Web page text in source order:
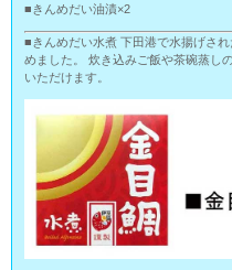
■きんめだい油漬×2
■きんめだい水煮 下田港で水揚げさ
めました。 炊き込みご飯や茶碗蒸し
いただけます。